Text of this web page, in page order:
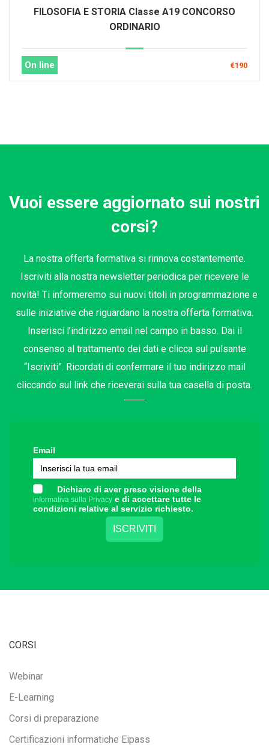
FILOSOFIA E STORIA Classe A19 CONCORSO
ORDINARIO
On line €190
Vuoi essere aggiornato sui nostri
corsi?
La nostra offerta formativa si rinnova costantemente.
Iscriviti alla nostra newsletter periodica per ricevere le
novità! Ti informeremo sui nuovi titoli in programmazione e
sulle iniziative che riguardano la nostra offerta formativa.
Inserisci l’indirizzo email nel campo in basso. Dai il
consenso al trattamento dei dati e clicca sul pulsante
“Iscriviti”. Ricordati di confermare il tuo indirizzo mail
cliccando sul link che riceverai sulla tua casella di posta.
Email
Dichiaro di aver preso visione della
informativa sulla Privacy e di accettare tutte le
condizioni relative al servizio richiesto.
CORSI
Webinar
E-Learning
Corsi di preparazione
Certificazioni informatiche Eipass